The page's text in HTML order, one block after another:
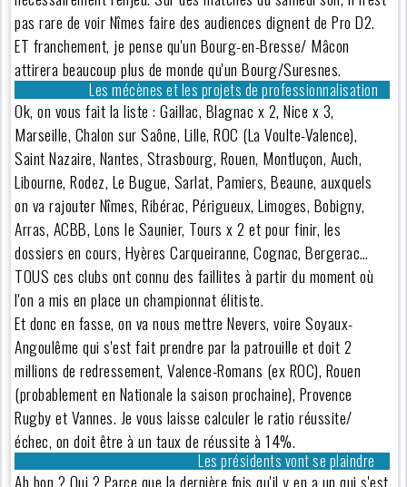
pas rare de voir Nîmes faire des audiences dignent de Pro D2.
ET franchement, je pense qu'un Bourg-en-Bresse/ Mâcon
attirera beaucoup plus de monde qu'un Bourg/Suresnes.
Les mécènes et les projets de professionnalisation
Ok, on vous fait la liste : Gaillac, Blagnac x 2, Nice x 3,
Marseille, Chalon sur Saône, Lille, ROC (La Voulte-Valence),
Saint Nazaire, Nantes, Strasbourg, Rouen, Montluçon, Auch,
Libourne, Rodez, Le Bugue, Sarlat, Pamiers, Beaune, auxquels
on va rajouter Nîmes, Ribérac, Périgueux, Limoges, Bobigny,
Arras, ACBB, Lons le Saunier, Tours x 2 et pour finir, les
dossiers en cours, Hyères Carqueiranne, Cognac, Bergerac…
TOUS ces clubs ont connu des faillites à partir du moment où
l'on a mis en place un championnat élitiste.
Et donc en fasse, on va nous mettre Nevers, voire Soyaux-
Angoulême qui s'est fait prendre par la patrouille et doit 2
millions de redressement, Valence-Romans (ex ROC), Rouen
(probablement en Nationale la saison prochaine), Provence
Rugby et Vannes. Je vous laisse calculer le ratio réussite/
échec, on doit être à un taux de réussite à 14%.
Les présidents vont se plaindre
Ah bon ? Qui ? Parce que la dernière fois qu'il y en a un qui s'est